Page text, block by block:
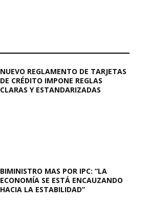
NUEVO REGLAMENTO DE TARJETAS
DE CRÉDITO IMPONE REGLAS
CLARAS Y ESTANDARIZADAS
BIMINISTRO MAS POR IPC: “LA
ECONOMÍA SE ESTÁ ENCAUZANDO
HACIA LA ESTABILIDAD”